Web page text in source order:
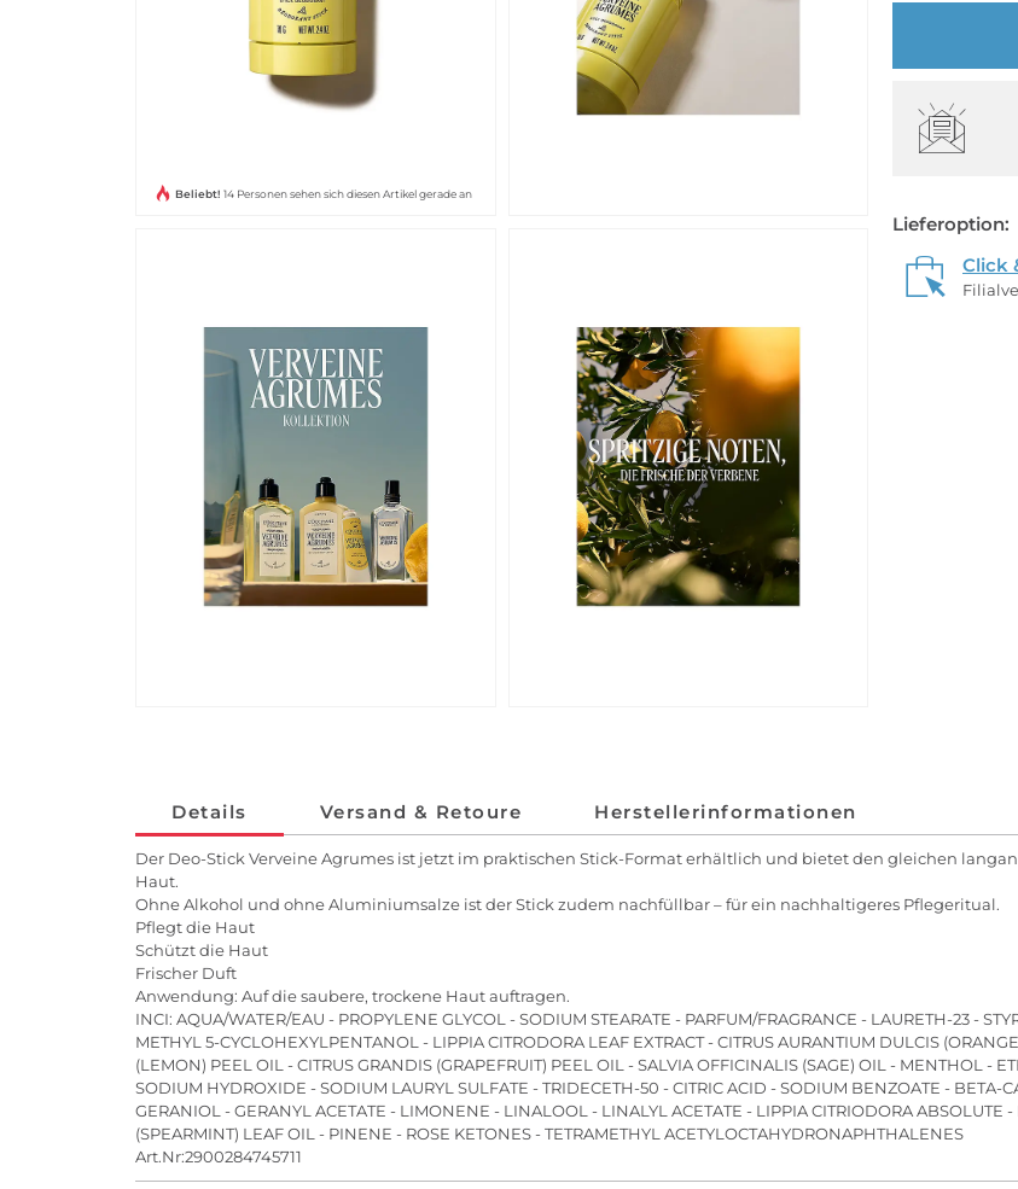
Beliebt! 14 Personen sehen sich diesen Artikel gerade an
Lieferoption:
Click
Details Versand & Retoure Herstellerinformationen
Der Deo-Stick Verveine Agrumes ist jetzt im praktischen Stick-Format erhältlich und bietet den gleichen
Haut.
Ohne Alkohol und ohne Aluminiumsalze ist der Stick zudem nachfüllbar – für ein nachhaltigeres Pflegeritual.
Pflegt die Haut
Schützt die Haut
Frischer Duft
Anwendung: Auf die saubere, trockene Haut auftragen.
INCI: AQUA/WATER/EAU - PROPYLENE GLYCOL - SODIUM STEARATE - PARFUM/FRAGRANCE - LAURETH-23 -
METHYL 5-CYCLOHEXYLPENTANOL - LIPPIA CITRODORA LEAF EXTRACT - CITRUS AURANTIUM DULCIS
(LEMON) PEEL OIL - CITRUS GRANDIS (GRAPEFRUIT) PEEL OIL - SALVIA OFFICINALIS (SAGE) OIL - MENTHOL -
SODIUM HYDROXIDE - SODIUM LAURYL SULFATE - TRIDECETH-50 - CITRIC ACID - SODIUM BENZOATE - BETA-
GERANIOL - GERANYL ACETATE - LIMONENE - LINALOOL - LINALYL ACETATE - LIPPIA CITRIODORA ABSOLUTE
(SPEARMINT) LEAF OIL - PINENE - ROSE KETONES - TETRAMETHYL ACETYLOCTAHYDRONAPHTHALENES
Art.Nr:2900284745711